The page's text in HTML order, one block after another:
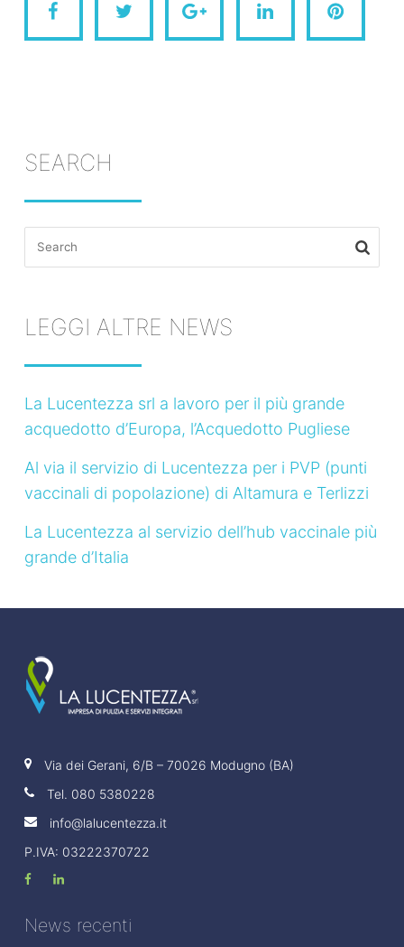
SEARCH
Search
for:
LEGGI ALTRE NEWS
La Lucentezza srl a lavoro per il più grande
acquedotto d’Europa, l’Acquedotto Pugliese
Al via il servizio di Lucentezza per i PVP (punti
vaccinali di popolazione) di Altamura e Terlizzi
La Lucentezza al servizio dell’hub vaccinale più
grande d’Italia
Via dei Gerani, 6/B – 70026 Modugno (BA)
Tel. 080 5380228
info@lalucentezza.it
P.IVA: 03222370722
News recenti